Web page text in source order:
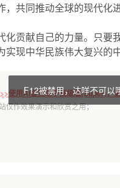
共同推动全球的现代化进
贡献自己的力量。只
现中华民族伟大复兴的
使用AI金宣助手高级版(Super)，
仅作效果演示和欣赏之用；
F12被禁用，达咩不可以